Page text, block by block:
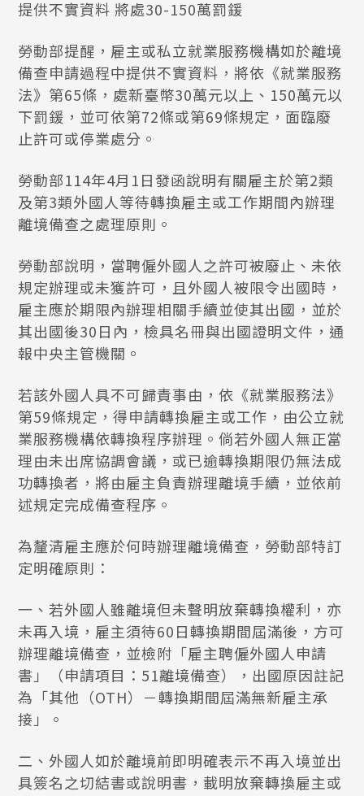
提供不實資料 將處30-150萬罰鍰
勞動部提醒，雇主或私立就業服務機構如於離境
備查申請過程中提供不實資料，將依《就業服務
法》第65條，處新臺幣30萬元以上、150萬元以
下罰鍰，並可依第72條或第69條規定，面臨廢
止許可或停業處分。
勞動部114年4月1日發函說明有關雇主於第2類
及第3類外國人等待轉換雇主或工作期間內辦理
離境備查之處理原則。
勞動部說明，當聘僱外國人之許可被廢止、未依
規定辦理或未獲許可，且外國人被限令出國時，
雇主應於期限內辦理相關手續並使其出國，並於
其出國後30日內，檢具名冊與出國證明文件，通
報中央主管機關。
若該外國人具不可歸責事由，依《就業服務法》
第59條規定，得申請轉換雇主或工作，由公立就
業服務機構依轉換程序辦理。倘若外國人無正當
理由未出席協調會議，或已逾轉換期限仍無法成
功轉換者，將由雇主負責辦理離境手續，並依前
述規定完成備查程序。
為釐清雇主應於何時辦理離境備查，勞動部特訂
定明確原則：
一、若外國人雖離境但未聲明放棄轉換權利，亦
未再入境，雇主須待60日轉換期間屆滿後，方可
辦理離境備查，並檢附「雇主聘僱外國人申請
書」（申請項目：51離境備查），出國原因註記
為「其他（OTH）－轉換期間屆滿無新雇主承
接」。
二、外國人如於離境前即明確表示不再入境並出
具簽名之切結書或說明書，載明放棄轉換雇主或